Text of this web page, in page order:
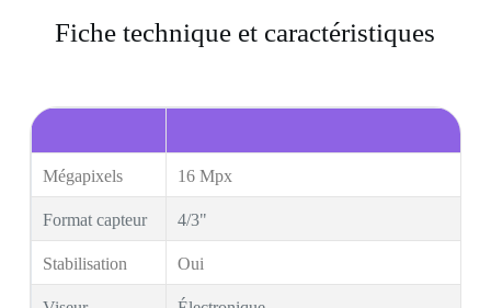
Fiche technique et caractéristiques
Mégapixels 16 Mpx
Format capteur 4/3"
Stabilisation Oui